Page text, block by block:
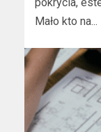
Mało kto na...